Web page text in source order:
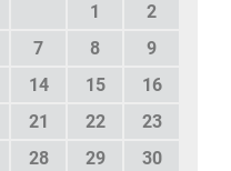
1
2
7 8
9
14 15
16
21 22
23
28 29
30